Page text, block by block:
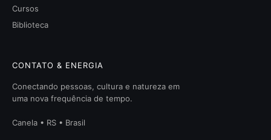
Cursos
Biblioteca
CONTATO & ENERGIA
Conectando pessoas, cultura e natureza em
uma nova frequência de tempo.
Canela • RS • Brasil